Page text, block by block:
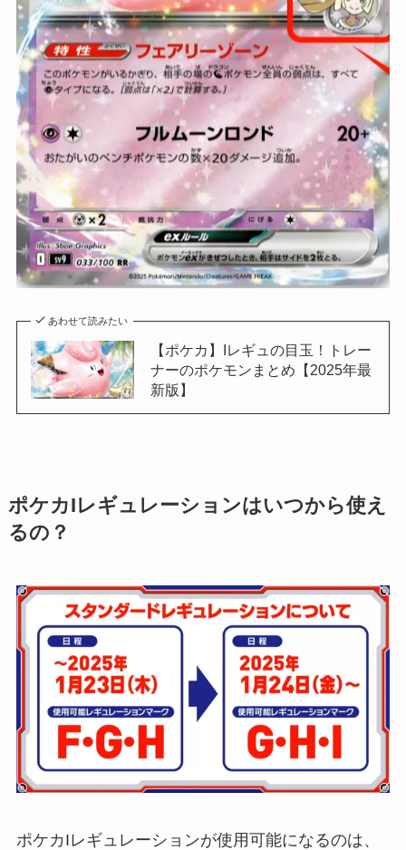
あわせて読みたい
【ポケカ】Iレギュの目玉！トレー
ナーのポケモンまとめ【2025年最
新版】
ポケカIレギュレーションはいつから使え
るの？
ポケカIレギュレーションが使用可能になるのは、